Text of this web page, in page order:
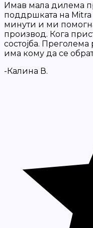
Имав мала дилема
поддршката на
минути и ми
производ. Кога
состојба.
има кому да се
-Калина В.